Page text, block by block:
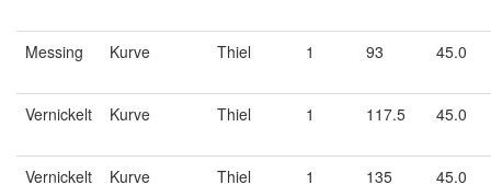
Messing Kurve Thiel 1 93 45.0
Vernickelt Kurve Thiel 1 117.5 45.0
Vernickelt Kurve Thiel 1 135 45.0